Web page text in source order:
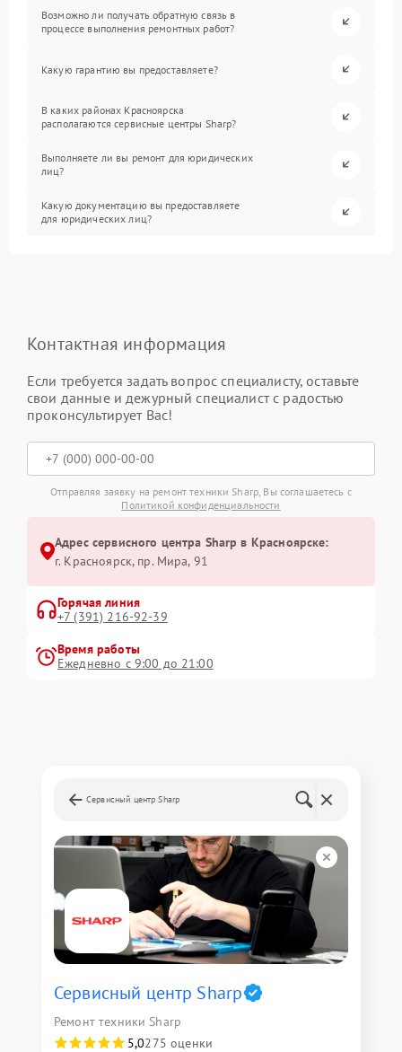
Возможно ли получать обратную связь в
процессе выполнения ремонтных работ?
Какую гарантию вы предоставляете?
В каких районах Красноярска
располагаются сервисные центры Sharp?
Выполняете ли вы ремонт для юридических
лиц?
Какую документацию вы предоставляете
для юридических лиц?
Контактная информация
Если требуется задать вопрос специалисту, оставьте
свои данные и дежурный специалист с радостью
проконсультирует Вас!
Отправляя заявку на ремонт техники Sharp, Вы соглашаетесь с
Политикой конфиденциальности
Адрес сервисного центра Sharp в Красноярске:
г. Красноярск, ​пр. Мира, 91
Горячая линия
+7 (391) 216-92-39
Время работы
Ежедневно с 9:00 до 21:00
Сервисный центр Sharp
Сервисный центр Sharp
Ремонт техники Sharp
5,0275 оценки